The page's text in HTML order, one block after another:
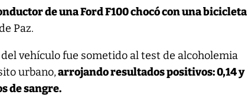
de una Ford F100 chocó con una bicicleta
Paz.
vehículo fue sometido al test de alcoholemia
urbano,arrojando resultados positivos: 0,14 y
de sangre.